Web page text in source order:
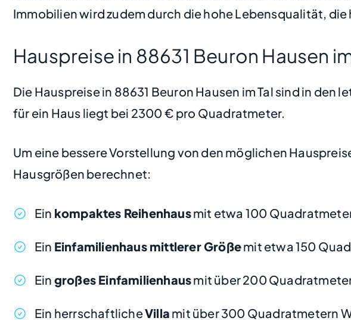
Immobilien wird zudem durch die hohe Lebensqualität,
Hauspreise in 88631 Beuron Hausen
Die Hauspreise in 88631 Beuron Hausen im Tal sind in
für ein Haus liegt bei 2300 € pro Quadratmeter.
Um eine bessere Vorstellung von den möglichen
Hausgrößen berechnet:
Ein kompaktes Reihenhausmit etwa 100
Ein Einfamilienhaus mittlerer Größemit etwa 150
Ein großes Einfamilienhausmit über 200
Ein herrschaftlicheVilla mit über 300 Quadratmetern